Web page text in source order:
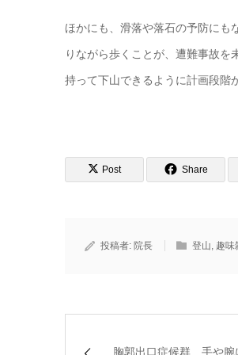
ほかにも、滑落や落石の予防にも
りながら歩くことが、遭難事故
持って下山できるように計画段階
Post Share
投稿者: 院長 登山, 趣味
胸郭出口症候群 手や腕